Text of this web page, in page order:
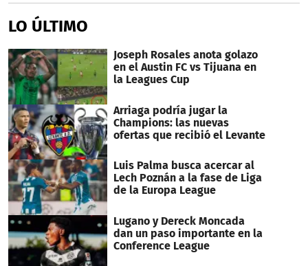
LO ÚLTIMO
Joseph Rosales anota golazo
en el Austin FC vs Tijuana en
la Leagues Cup
Arriaga podría jugar la
Champions: las nuevas
ofertas que recibió el Levante
Luis Palma busca acercar al
Lech Poznán a la fase de Liga
de la Europa League
Lugano y Dereck Moncada
dan un paso importante en la
Conference League